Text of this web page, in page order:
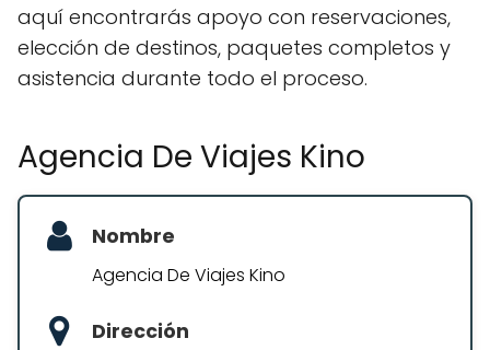
aquí encontrarás apoyo con reservaciones,
elección de destinos, paquetes completos y
asistencia durante todo el proceso.
Agencia De Viajes Kino
Nombre
Agencia De Viajes Kino
Dirección